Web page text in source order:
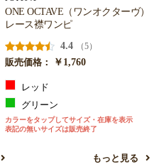
ONE OCTAVE（ワンオクターヴ）
レース襟ワンピ
4.4
（5）
販売価格：
￥1,760
レッド
グリーン
カラーをタップしてサイズ・在庫を表示
表記の無いサイズは販売終了
もっと見る